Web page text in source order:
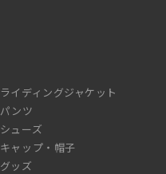
ライディングジャケット
パンツ
シューズ
キャップ・帽子
グッズ